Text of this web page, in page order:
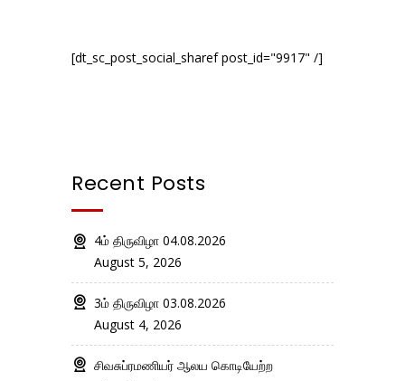
[dt_sc_post_social_sharef post_id="9917" /]
Recent Posts
4ம் திருவிழா 04.08.2026
August 5, 2026
3ம் திருவிழா 03.08.2026
August 4, 2026
சிவசுப்ரமணியர் ஆலய கொடியேற்ற